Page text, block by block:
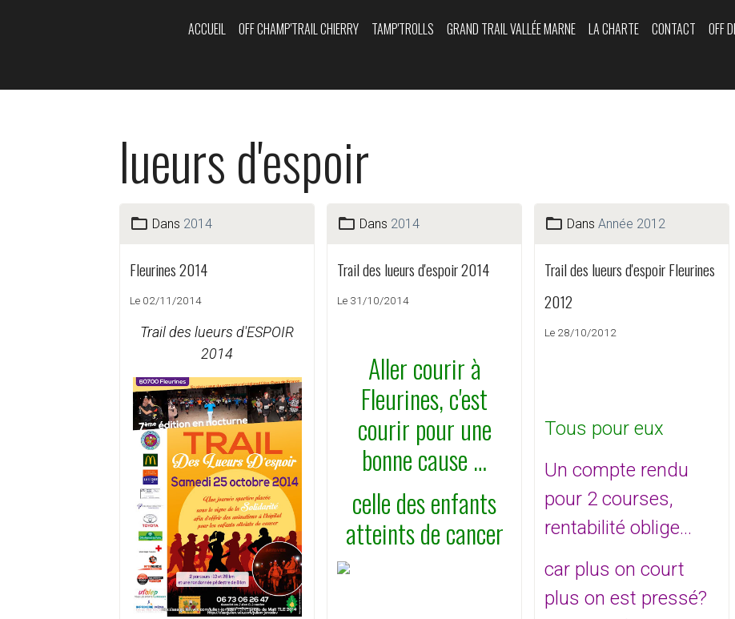
ACCUEIL OFF CHAMP'TRAIL CHIERRY TAMP'TROLLS GRAND TRAIL VALLÉE MARNE LA CHARTE CONTACT OFF
lueurs d'espoir
Dans 2014
Fleurines 2014
Le 02/11/2014
Trail des lueurs d'ESPOIR
2014
Dans 2014
Trail des lueurs d'espoir 2014
Le 31/10/2014
Aller courir à
Fleurines, c'est
courir pour une
bonne cause …
celle des enfants
atteints de cancer
Dans Année 2012
Trail des lueurs d'espoir Fleurines
2012
Le 28/10/2012
Tous pour eux
Un compte rendu
pour 2 courses,
rentabilité oblige...
car plus on court
plus on est pressé?